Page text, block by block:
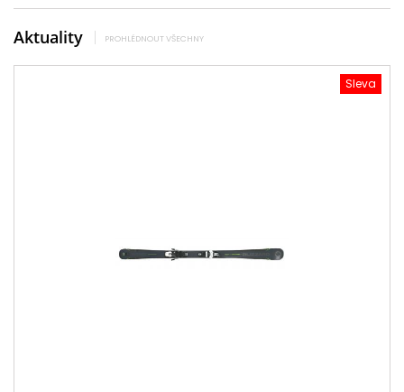
Aktuality PROHLÉDNOUT VŠECHNY
Sleva